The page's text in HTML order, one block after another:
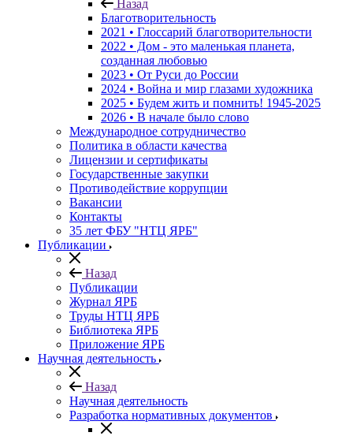
Назад
Благотворительность
2021 • Глоссарий благотворительности
2022 • Дом - это маленькая планета,
созданная любовью
2023 • От Руси до России
2024 • Война и мир глазами художника
2025 • Будем жить и помнить! 1945-2025
2026 • В начале было слово
Международное сотрудничество
Политика в области качества
Лицензии и сертификаты
Государственные закупки
Противодействие коррупции
Вакансии
Контакты
35 лет ФБУ "НТЦ ЯРБ"
Публикации
Назад
Публикации
Журнал ЯРБ
Труды НТЦ ЯРБ
Библиотека ЯРБ
Приложение ЯРБ
Научная деятельность
Назад
Научная деятельность
Разработка нормативных документов